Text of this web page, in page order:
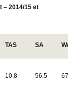
– 2014/15 et
TAS SA
10.8 56.5